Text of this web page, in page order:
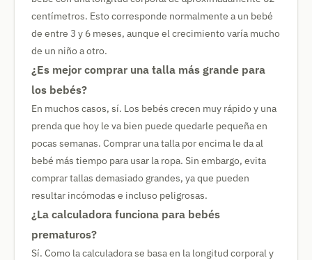
centímetros. Esto corresponde normalmente a un bebé
de entre 3 y 6 meses, aunque el crecimiento varía mucho
de un niño a otro.
¿Es mejor comprar una talla más grande para
los bebés?
En muchos casos, sí. Los bebés crecen muy rápido y una
prenda que hoy le va bien puede quedarle pequeña en
pocas semanas. Comprar una talla por encima le da al
bebé más tiempo para usar la ropa. Sin embargo, evita
comprar tallas demasiado grandes, ya que pueden
resultar incómodas e incluso peligrosas.
¿La calculadora funciona para bebés
prematuros?
Sí. Como la calculadora se basa en la longitud corporal y